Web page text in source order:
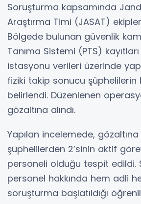
Soruşturma kapsamında
Araştırma Timi (JASAT)
Bölgede bulunan güvenlik
Tanıma Sistemi (PTS)
istasyonu verileri üzerinde
fiziki takip sonucu şüphelilerin
belirlendi. Düzenlenen
gözaltına alındı.
Yapılan incelemede, gözaltına
şüphelilerden 2’sinin aktif
personeli olduğu tespit edildi.
personel hakkında hem adli
soruşturma başlatıldığı